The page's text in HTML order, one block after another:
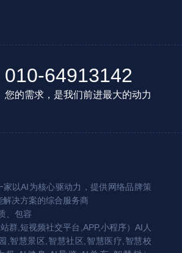
010-64913142
您的需求，是我们前进最大的动力
以AI为核心驱动力，提供网络品牌策
决方案的综合服务商
、包容
群,短视频社交平台,APP,小程序）AI人
,智慧景区,智慧社区,智慧医疗,智慧校